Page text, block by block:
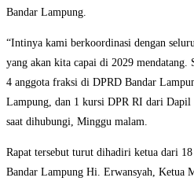
Bandar Lampung.
“Intinya kami berkoordinasi dengan
yang akan kita capai di 2029 mendatang.
4 anggota fraksi di DPRD Bandar
Lampung, dan 1 kursi DPR RI dari Dapil
saat dihubungi, Minggu malam.
Rapat tersebut turut dihadiri ketua dari
Bandar Lampung Hi. Erwansyah, Ketua